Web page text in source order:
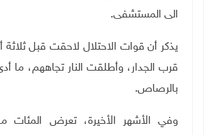
الى المستشفى.
يذكر أن قوات الاحتلال لاحقت قبل ثلاثة
قرب الجدار، وأطلقت النار تجاههم، ما
بالرصاص.
وفي الأشهر الأخيرة، تعرض المئات